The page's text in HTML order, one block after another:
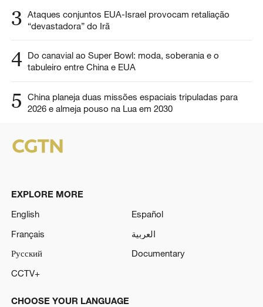
3 Ataques conjuntos EUA-Israel provocam retaliação
“devastadora” do Irã
4 Do canavial ao Super Bowl: moda, soberania e o
tabuleiro entre China e EUA
5
China planeja duas missões espaciais tripuladas para
2026 e almeja pouso na Lua em 2030
EXPLORE MORE
English
Español
Français
العربية
Русский
Documentary
CCTV+
CHOOSE YOUR LANGUAGE